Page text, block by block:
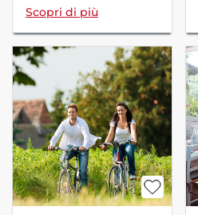
Scopri di più